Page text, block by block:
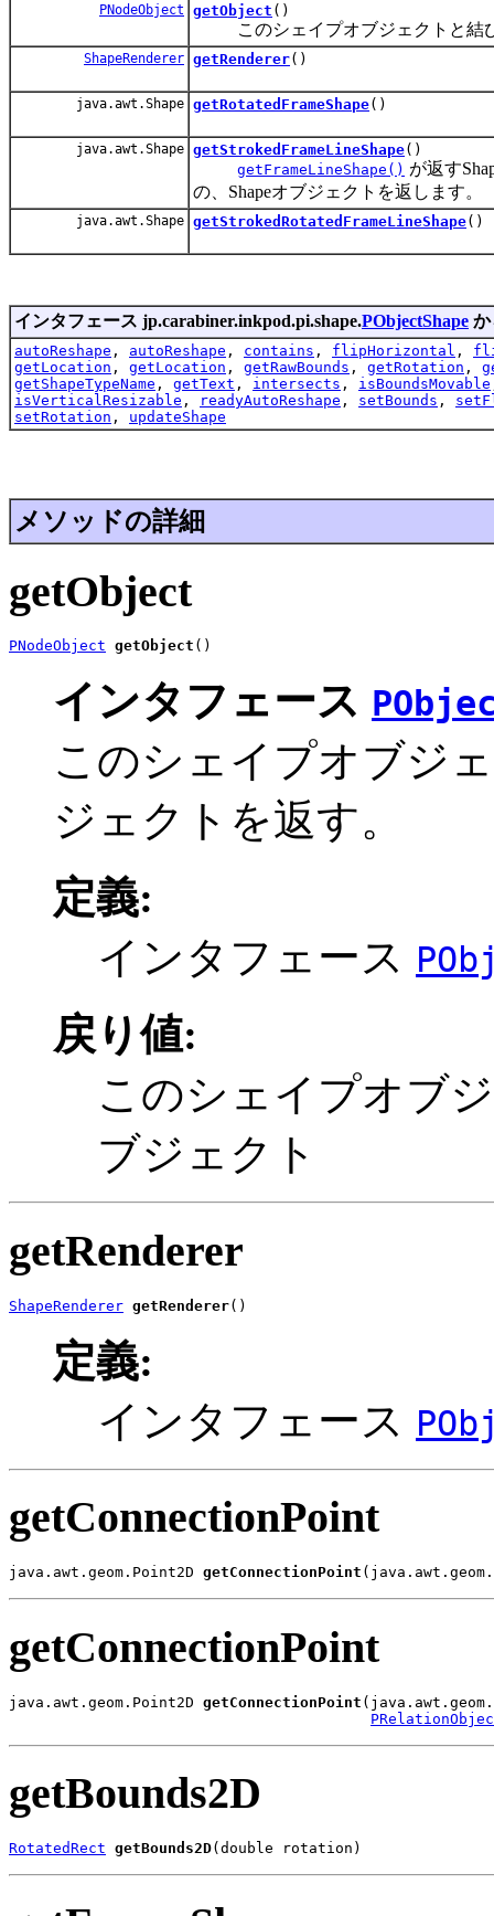
PNodeObject getObject ()
このシェイプオブジェクトと結び
ShapeRenderer getRenderer()
java.awt.Shape getRotatedFrameShape()
java.awt.Shape getStrokedFrameLineShape()
getFrameLineShape() が返す
の、Shapeオブジェクトを返します。
java.awt.Shape getStrokedRotatedFrameLineShape()
インタフェース jp.carabiner.inkpod.pi.shape.PObjectShape か
autoReshape , autoReshape , contains , flipHorizontal ,
getLocation , getLocation , getRawBounds , getRotation ,
getShapeTypeName , getText , intersects , isBoundsMovable
isVerticalResizable , readyAutoReshape , setBounds ,
setRotation , updateShape
メソッドの詳細
getObject
PNodeObject getObject ()
インタフェース
このシェイプオブジ
ジェクトを返す。
定義:
インタフェース
戻り値:
このシェイプオブ
ブジェクト
getRenderer
ShapeRenderer getRenderer()
定義:
インタフェース
getConnectionPoint
java.awt.geom.Point2D getConnectionPoint
getConnectionPoint
java.awt.geom.Point2D getConnectionPoint
getBounds2D
RotatedRect getBounds2D(double rotation)